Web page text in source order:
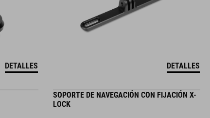
DETALLES DETALLES
SOPORTE DE NAVEGACIÓN CON FIJACIÓN X-
LOCK